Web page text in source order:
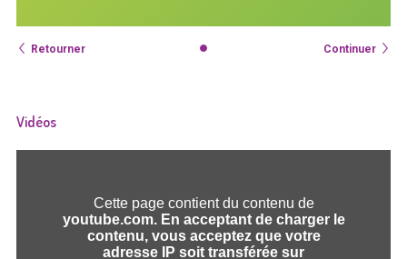
Retourner Continuer
Vidéos